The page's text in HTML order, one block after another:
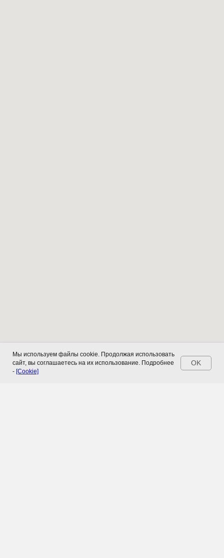
Мы используем файлы cookie. Продолжая использовать
сайт, вы соглашаетесь на их использование. Подробнее
- [Cookie]
OK